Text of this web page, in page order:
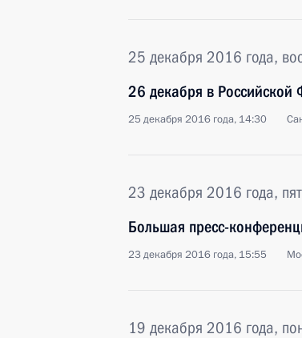
25 декабря 2016 года,
26 декабря в Российской
25 декабря 2016 года, 14:30
23 декабря 2016 года,
Большая пресс-
23 декабря 2016 года, 15:55
19 декабря 2016 года,